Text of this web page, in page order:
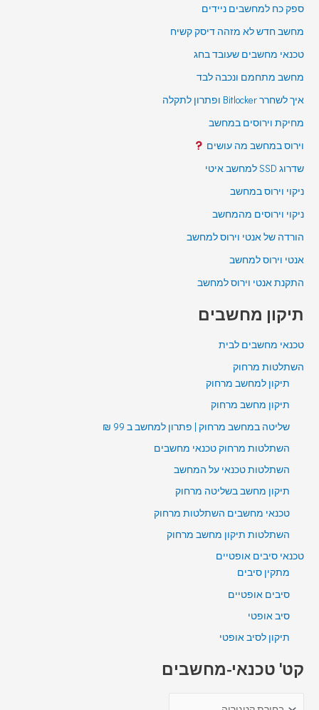
ספק כח למחשבים ניידים
מחשב חדש לא מזהה דיסק קשיח
טכנאי מחשבים שעובד בחג
מחשב מתחמם ונכבה לבד
איך לשחרר Bitlocker ופתרון לתקלה
מחיקת וירוסים במחשב
וירוס במחשב מה עושים
שדרוג SSD למחשב איטי
ניקוי וירוס במחשב
ניקוי וירוסים מהמחשב
הורדה של אנטי וירוס למחשב
אנטי וירוס למחשב
התקנת אנטי וירוס למחשב
תיקון מחשבים
טכנאי מחשבים לבית
השתלטות מרחוק
תיקון למחשב מרחוק
תיקון מחשב מרחוק
שליטה במחשב מרחוק | פתרון למחשב ב 99 ₪
השתלטות מרחוק טכנאי מחשבים
השתלטות טכנאי על המחשב
תיקון מחשב בשליטה מרחוק
טכנאי מחשבים השתלטות מרחוק
השתלטות תיקון מחשב מרחוק
טכנאי סיבים אופטיים
מתקין סיבים
סיבים אופטיים
סיב אופטי
תיקון לסיב אופטי
קט' טכנאי-מחשבים